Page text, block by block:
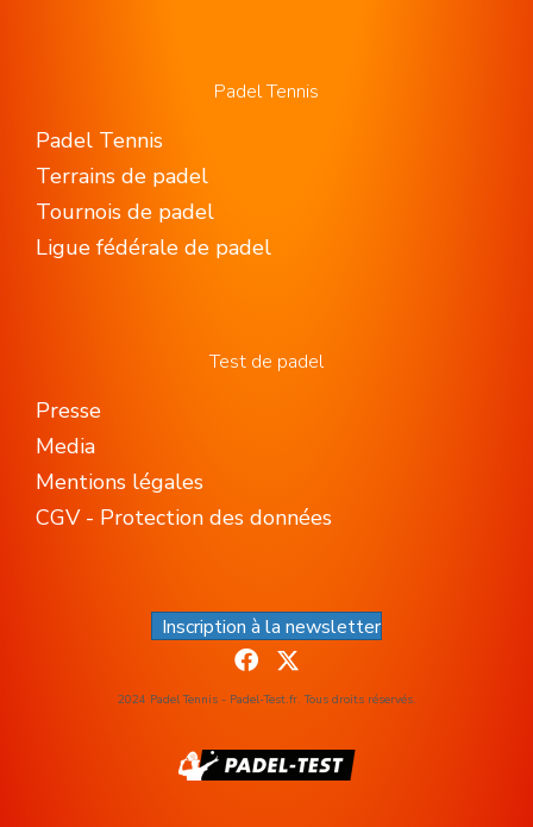
Padel Tennis
Padel Tennis
Terrains de padel
Tournois de padel
Ligue fédérale de padel
Test de padel
Presse
Media
Mentions légales
CGV - Protection des données
Inscription à la newsletter
2024 Padel Tennis - Padel-Test.fr. Tous droits réservés.